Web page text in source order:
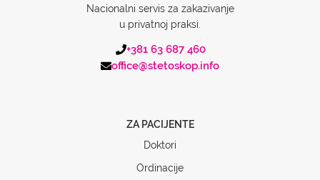
Nacionalni servis za zakazivanje
u privatnoj praksi.
+381 63 687 460
office@stetoskop.info
ZA PACIJENTE
Doktori
Ordinacije